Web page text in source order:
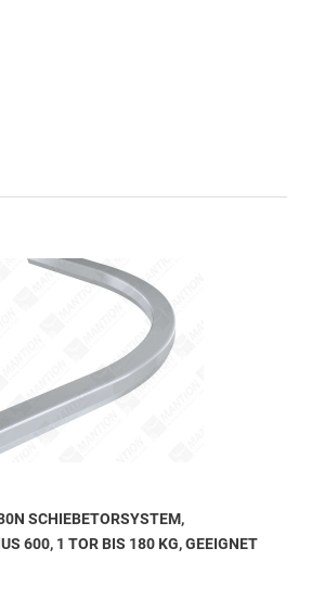
SCHIEBETORSYSTEM,
600, 1 TOR BIS 180 KG, GEEIGNET